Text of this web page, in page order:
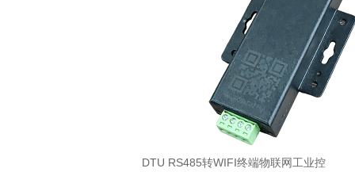
DTU RS485转WIFI终端物联网工业控